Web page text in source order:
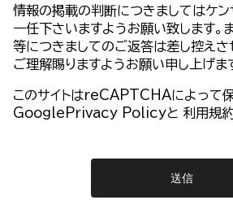
情報の掲載の判断につきましてはケ
一任下さいますようお願い致します。
等につきましてのご返答は差し控えさ
ご理解賜りますようお願い申し上げま
このサイトはreCAPTCHAによって保
GooglePrivacy Policyと 利用規